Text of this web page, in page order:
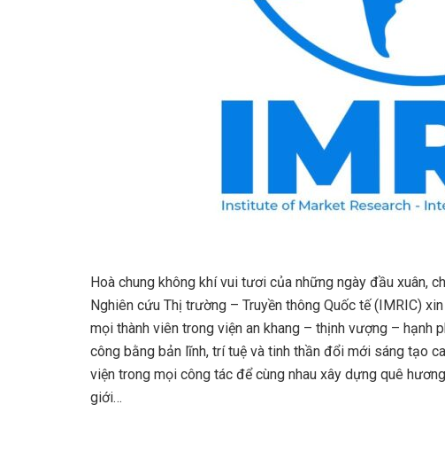
Hoà chung không khí vui tươi của những ngày đầu xuân,
Nghiên cứu Thị trường – Truyền thông Quốc tế (IMRIC)
mọi thành viên trong viện an khang – thịnh vượng – hạnh
công bằng bản lĩnh, trí tuệ và tinh thần đổi mới sáng tạo
viện trong mọi công tác để cùng nhau xây dựng quê
giới…